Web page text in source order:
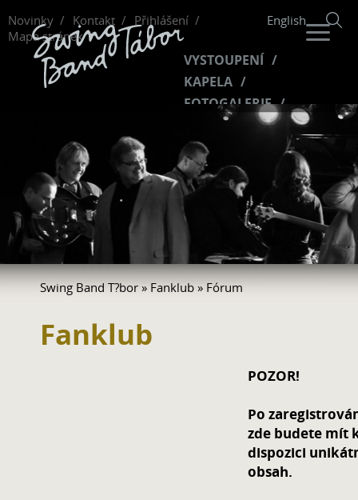
Novinky Kontakt
Přihlášení
Mapa stránek
English
VYSTOUPENÍ
KAPELA
FOTOGALERIE
HUDBA
VIDEO
FANKLUB
Swing Band T?bor » Fanklub » Fórum
Fanklub
POZOR!
Po
zde budete mít
dispozici
obsah.